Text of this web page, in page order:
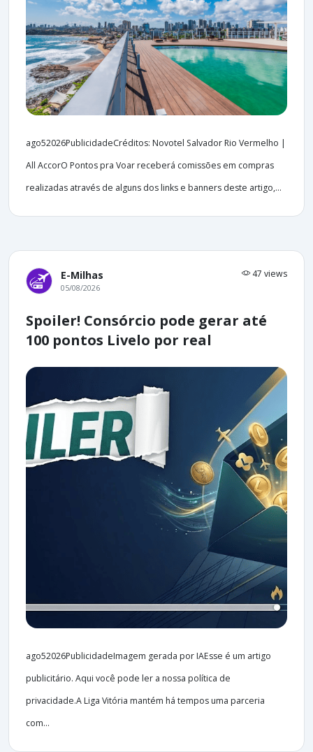
ago52026PublicidadeCréditos: Novotel Salvador Rio Vermelho |
All AccorO Pontos pra Voar receberá comissões em compras
realizadas através de alguns dos links e banners deste artigo,...
E-Milhas 47 views
05/08/2026
Spoiler! Consórcio pode gerar até
100 pontos Livelo por real
ago52026PublicidadeImagem gerada por IAEsse é um artigo
publicitário. Aqui você pode ler a nossa política de
privacidade.A Liga Vitória mantém há tempos uma parceria
com...